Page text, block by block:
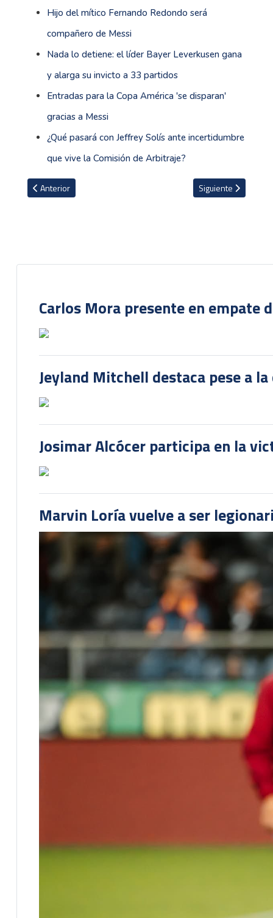
Hijo del mítico Fernando Redondo será
compañero de Messi
Nada lo detiene: el líder Bayer Leverkusen gana
y alarga su invicto a 33 partidos
Entradas para la Copa América 'se disparan'
gracias a Messi
¿Qué pasará con Jeffrey Solís ante incertidumbre
que vive la Comisión de Arbitraje?
Artículo anterior: El deseo de Kenneth Vargas en el Hearts de
Anterior Artículo siguiente:
Siguiente
Carlos Mora presente en empate
Jeyland Mitchell destaca pese a
Josimar Alcócer participa en la
Marvin Loría vuelve a ser